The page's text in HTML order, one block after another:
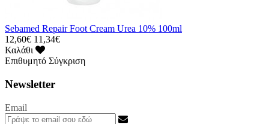
Sebamed Repair Foot Cream Urea 10% 100ml
12,60€ 11,34€
Καλάθι
Επιθυμητό Σύγκριση
Newsletter
Email